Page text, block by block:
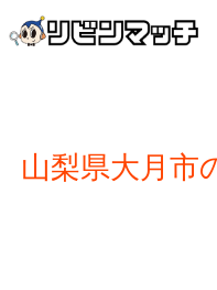
山梨県大月市